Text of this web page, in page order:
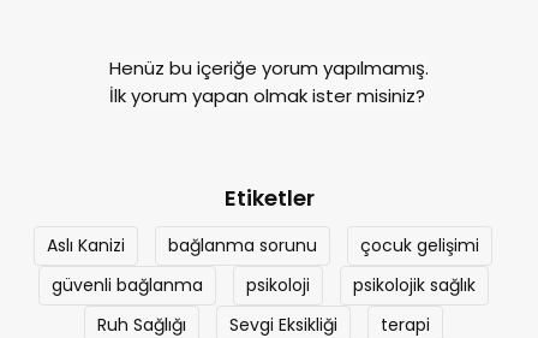
Henüz bu içeriğe yorum yapılmamış.
İlk yorum yapan olmak ister misiniz?
Etiketler
Aslı Kanizi bağlanma sorunu
çocuk gelişimi
güvenli bağlanma
psikoloji
psikolojik sağlık
Ruh Sağlığı
Sevgi Eksikliği
terapi